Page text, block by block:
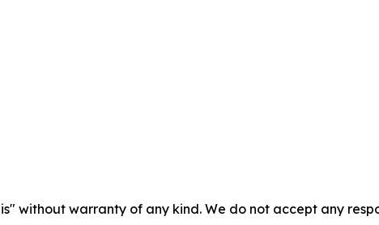
without warranty of any kind. We do not accept any